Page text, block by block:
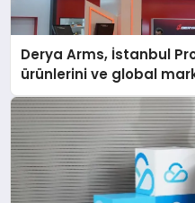
Derya Arms, İstanbul
ürünlerini ve global